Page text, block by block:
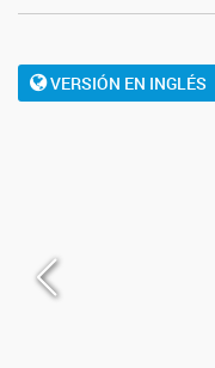
VERSIÓN EN INGLÉS